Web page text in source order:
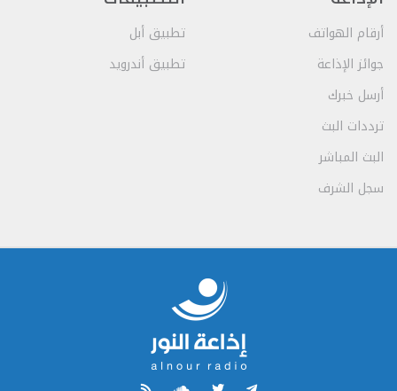
أرقام الهواتف
جوائز الإذاعة
أرسل خبرك
ترددات البث
البث المباشر
سجل الشرف
تطبيق أبل
تطبيق أندرويد